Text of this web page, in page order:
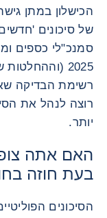
הכישלון במתן
של סיכונים
סמנכ"לי כספים
רשימת הבדיקה
רוצה לנהל את
יותר.
האם אתה
בעת חוזה